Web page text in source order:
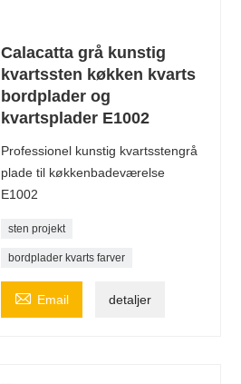
Calacatta grå kunstig
kvartssten køkken kvarts
bordplader og
kvartsplader E1002
Professionel kunstig kvartsstengrå
plade til køkkenbadeværelse
E1002
sten projekt
bordplader kvarts farver
 Email detaljer